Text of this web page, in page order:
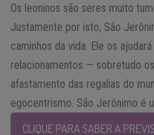
Os leoninos são seres muito
Justamente por isto, São
caminhos da vida. Ele os
relacionamentos — sobretudo
afastamento das regalias do
egocentrismo. São Jerônimo é
CLIQUE PARA SABER A